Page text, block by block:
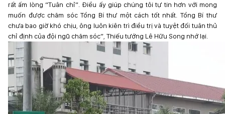
rất ấm lòng “Tuân chỉ”. Điều ấy giúp chúng tôi tự tin hơn với mong
muốn được chăm sóc Tổng Bí thư một cách tốt nhất. Tổng Bí thư
chưa bao giờ khó chịu, ông luôn kiên trì điều trị và tuyệt đối tuân thủ
chỉ định của đội ngũ chăm sóc”, Thiếu tướng Lê Hữu Song nhớ lại.